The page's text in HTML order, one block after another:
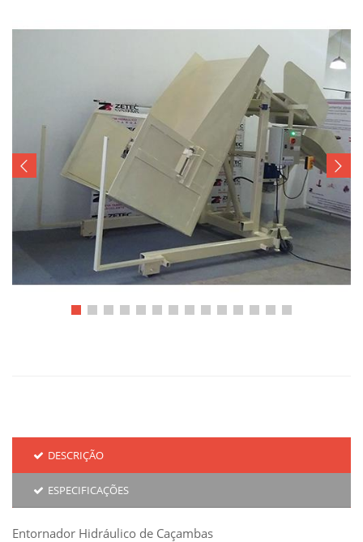
DESCRIÇÃO
ESPECIFICAÇÕES
Entornador Hidráulico de Caçambas